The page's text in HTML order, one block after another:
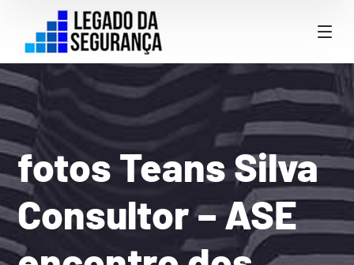
fotos Teans Silva
Consultor – ASE